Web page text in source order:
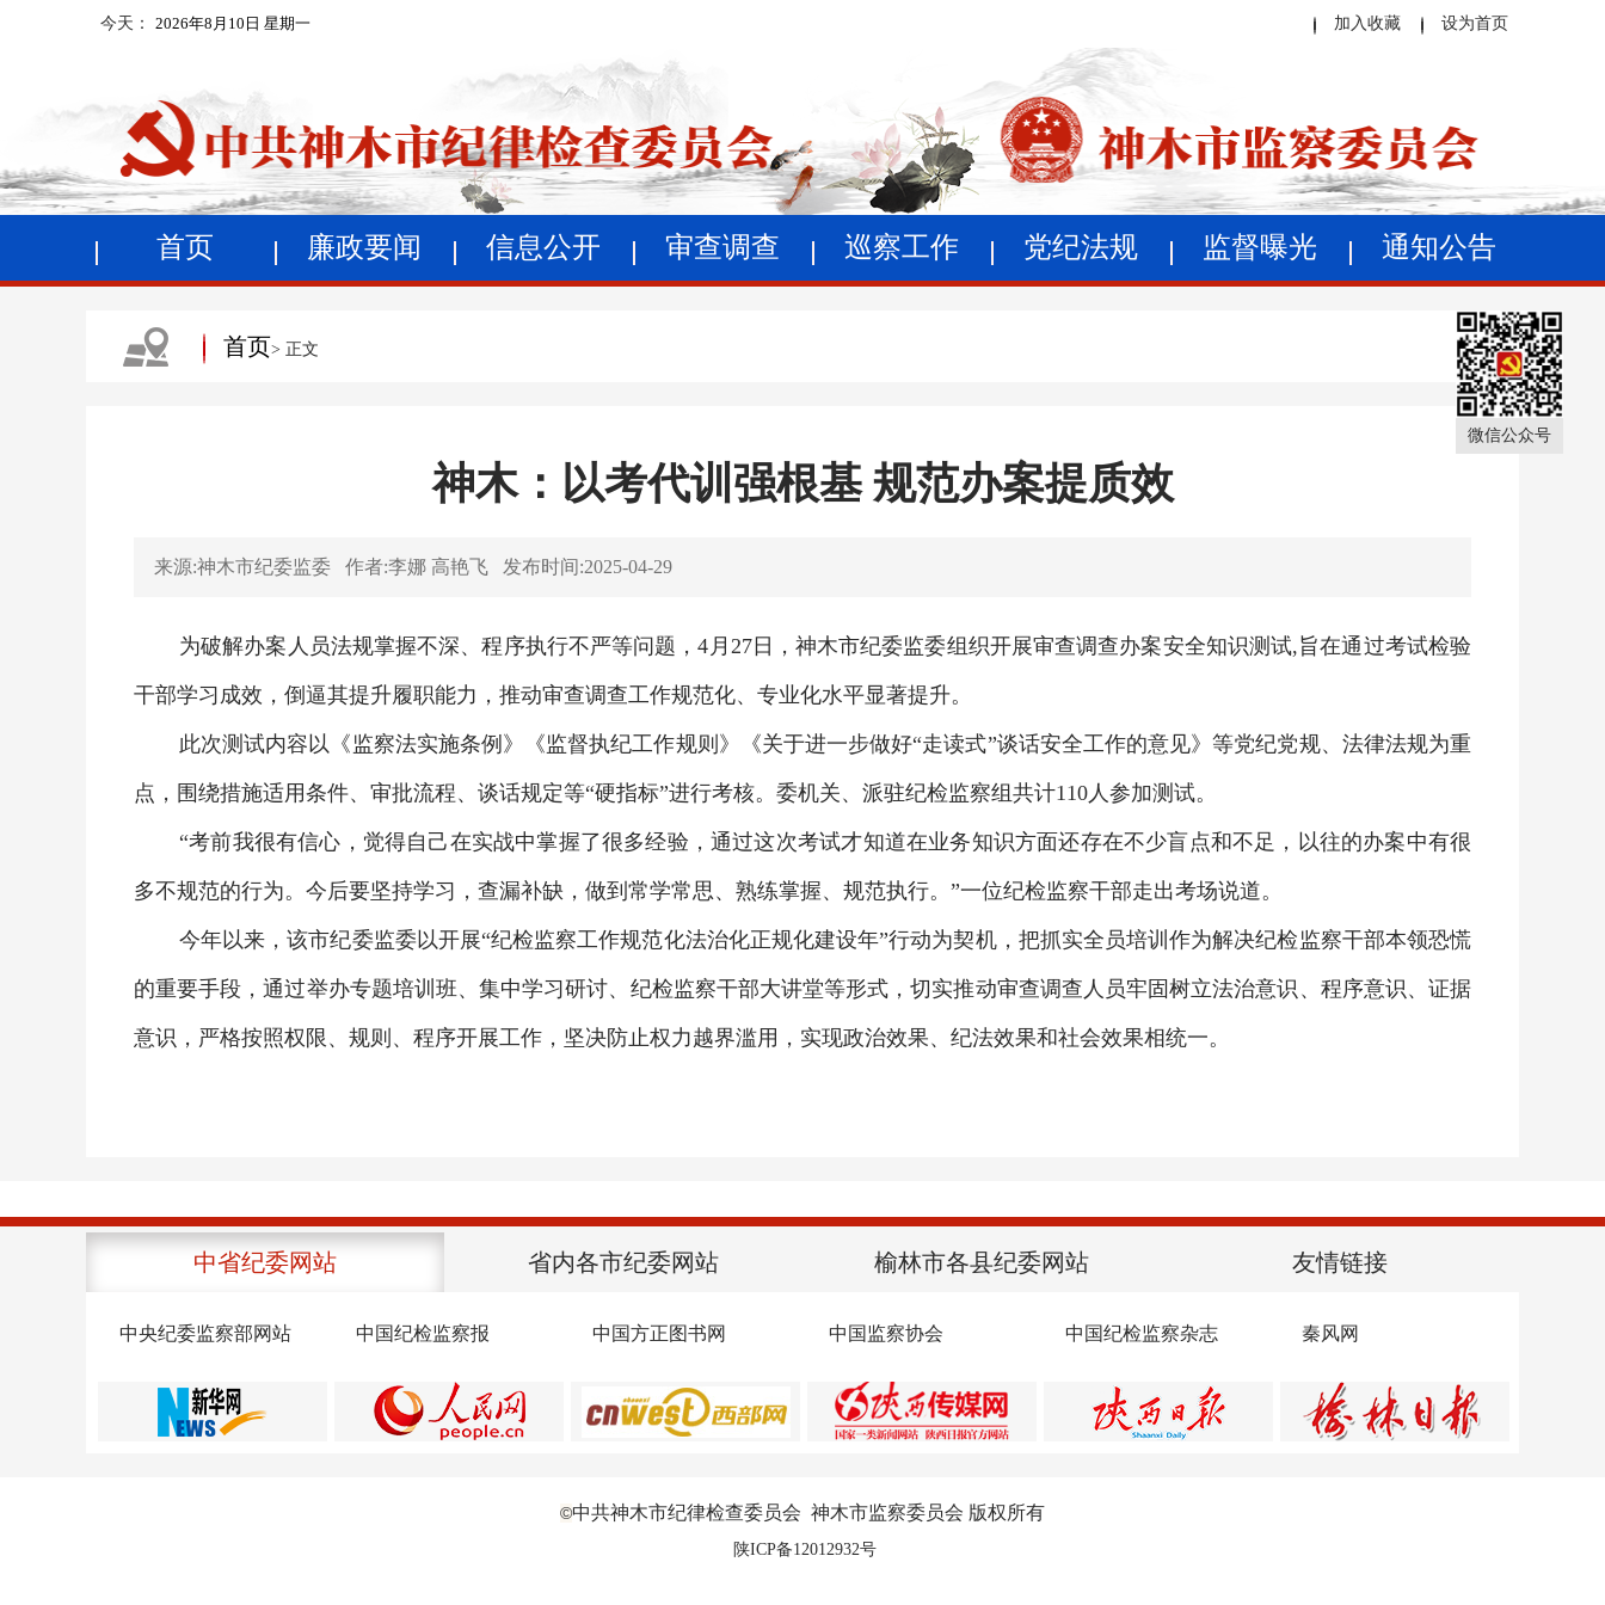
今天： 2026年8月10日 星期一 设为首页
加入收藏
首页 廉政要闻 信息公开 审查调查 巡察工作 党纪法规 监督曝光 通知公告
首页> 正文
神木：以考代训强根基 规范办案提质效
来源:神木市纪委监委 作者:李娜 高艳飞 发布时间:2025-04-29
为破解办案人员法规掌握不深、程序执行不严等问题，4月27日，神木市纪委监委组织开展审查调查办案安全知识测试,旨在通过考试检验
干部学习成效，倒逼其提升履职能力，推动审查调查工作规范化、专业化水平显著提升。
此次测试内容以《监察法实施条例》《监督执纪工作规则》《关于进一步做好“走读式”谈话安全工作的意见》等党纪党规、法律法规为重
点，围绕措施适用条件、审批流程、谈话规定等“硬指标”进行考核。委机关、派驻纪检监察组共计110人参加测试。
“考前我很有信心，觉得自己在实战中掌握了很多经验，通过这次考试才知道在业务知识方面还存在不少盲点和不足，以往的办案中有很
多不规范的行为。今后要坚持学习，查漏补缺，做到常学常思、熟练掌握、规范执行。”一位纪检监察干部走出考场说道。
今年以来，该市纪委监委以开展“纪检监察工作规范化法治化正规化建设年”行动为契机，把抓实全员培训作为解决纪检监察干部本领恐慌
的重要手段，通过举办专题培训班、集中学习研讨、纪检监察干部大讲堂等形式，切实推动审查调查人员牢固树立法治意识、程序意识、证据
意识，严格按照权限、规则、程序开展工作，坚决防止权力越界滥用，实现政治效果、纪法效果和社会效果相统一。
微信公众号
中省纪委网站 省内各市纪委网站 榆林市各县纪委网站 友情链接
中央纪委监察部网站 中国纪检监察报 中国方正图书网 中国监察协会 中国纪检监察杂志 秦风网
©中共神木市纪律检查委员会 神木市监察委员会 版权所有
陕ICP备12012932号